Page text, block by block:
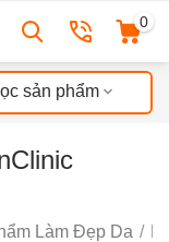
0
sản phẩm
Làm Đẹp Da /